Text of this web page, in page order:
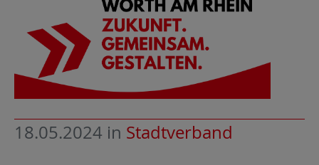
18.05.2024 in Stadtverband